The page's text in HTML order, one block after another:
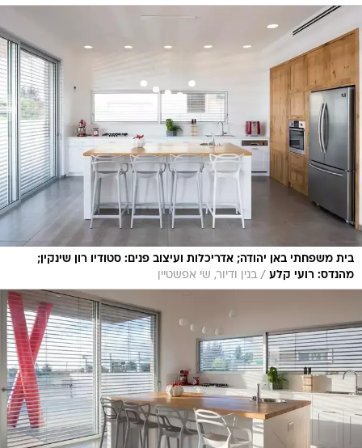
בית משפחתי באן יהודה; אדריכלות ועיצוב פנים: סטודיו רון שינקין;
מהנדס: רועי קלע / בנין ודיור, שי אפשטיין